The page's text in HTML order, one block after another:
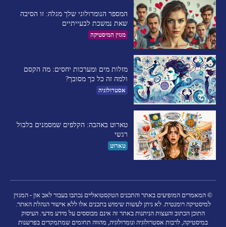
המספר הנומרולוגי שלך מגלה: זו הסיבה
שאת נמשכת לבעייתיים​
מגזין המיסטיקה
מזלות מים ומערכות יחסים: מה הקסם
ולמה זה כל כך מסובך?
אסטרולוגיה
טארוט באהבה: הקלפים שמסמנים בלבול
רגשי
טארוט
© המאמרים המופיעים באתר והתכנים הטקסטואליים נכתבו בעבור לאב און - המגזין
למיסטיקה רומנטית. לא ניתן לעשות שימוש בתכנים אלו ללא אישור הנהלת האתר.
התוכן הכתוב והעצות הניתנות באתר זה אינם מבוססים על מידע מדעי. העיסוק
במיסטיקה, לרבות אסטרולוגיה ונומרולוגיה, מהווה תחומים שמתמקדים בפרשנות